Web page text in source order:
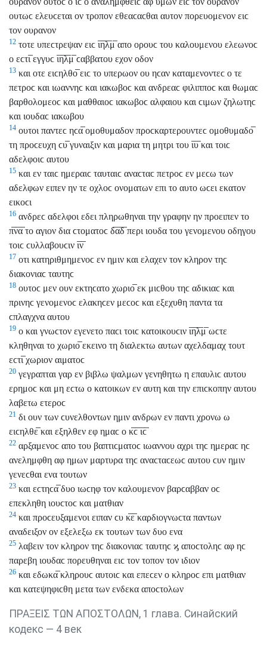
ουτωϲ ελευϲεται ον τροπον εθεαϲαϲθαι αυτον πορευομενον ειϲ
τον ουρανον
12 τοτε υπεϲτρεψαν ειϲ ι̅η̅λ̅μ̅ απο ορουϲ του καλουμενου ελεωνοϲ
ο εϲτι̅ εγγυϲ ι̅η̅λ̅μ̅ ϲαββατου εχον οδον
13 και οτε ειϲηλθο̅ ειϲ το υπερωον ου ηϲαν καταμενοντεϲ ο τε
πετροϲ και ιωαννηϲ και ιακωβοϲ και ανδρεαϲ φιλιπποϲ και θωμαϲ
βαρθολομεοϲ και μαθθαιοϲ ιακωβοϲ αλφαιου και ϲιμων ζηλωτηϲ
και ιουδαϲ ιακωβου
14 ουτοι παντεϲ ηϲα̅ ομοθυμαδον προϲκαρτερουντεϲ ομοθυμαδο̅
τη προϲευχη ϲυ̅ γυναιξιν και μαρια τη μητρι του ι̅υ̅ και τοιϲ
αδελφοιϲ αυτου
15 και εν ταιϲ ημεραιϲ ταυταιϲ αναϲταϲ πετροϲ εν μεϲω των
αδελφων ειπεν ην τε οχλοϲ ονοματων επι το αυτο ωϲει εκατον
εικοϲι
16 ανδρεϲ αδελφοι εδει πληρωθηναι την γραφην ην προειπεν το
π̅ν̅α̅ το αγιον δια ϲτοματοϲ δ̅α̅δ̅ περι ιουδα του γενομενου οδηγου
τοιϲ ϲυλλαβουϲιν ι̅ν̅
17 οτι κατηριθμημενοϲ εν ημιν και ελαχεν τον κληρον τηϲ
διακονιαϲ ταυτηϲ
18 ουτοϲ μεν ουν εκτηϲατο χωριο̅ εκ μιϲθου τηϲ αδικιαϲ και
πρινηϲ γενομενοϲ ελακηϲεν μεϲοϲ και εξεχυθη παντα τα
ϲπλαγχνα αυτου
19 ο και γνωϲτον εγενετο παϲι τοιϲ κατοικουϲιν ι̅η̅λ̅μ̅ ωϲτε
κληθηναι το χωριο̅ εκεινο τη διαλεκτω αυτων αχελδαμαχ τουτ
εϲτι̅ χωριον αιματοϲ
20 γεγραπται γαρ εν βιβλω ψαλμων γενηθητω η επαυλιϲ αυτου
ερημοϲ και μη εϲτω ο κατοικων εν αυτη και την επιϲκοπην αυτου
λαβετω ετεροϲ
21 δι ουν των ϲυνελθοντων ημιν ανδρων εν παντι χρονω ω
ειϲηλθε̅ και εξηλθεν εφ ημαϲ ο κ̅ϲ̅ ι̅ϲ̅
22 αρξαμενοϲ απο του βαπτιϲματοϲ ιωαννου αχρι τηϲ ημεραϲ ηϲ
ανελημφθη αφ ημων μαρτυρα τηϲ αναϲταϲεωϲ αυτου ϲυν ημιν
γενεϲθαι ενα τουτων
23 και εϲτηϲα̅ δυο ιωϲηφ τον καλουμενον βαρϲαββαν οϲ
επεκληθη ιουϲτοϲ και ματθιαν
24 και προϲευξαμενοι ειπαν ϲυ κ̅ε̅ καρδιογνωϲτα παντων
αναδειξον ον εξελεξω εκ τουτων των δυο ενα
25 λαβειν τον κληρον τηϲ διακονιαϲ ταυτηϲ ϗ αποϲτοληϲ αφ ηϲ
παρεβη ιουδαϲ πορευθηναι ειϲ τον τοπον τον ιδιον
26 και εδωκα̅ κληρουϲ αυτοιϲ και επεϲεν ο κληροϲ επι ματθιαν
και κατεψηφιϲθη μετα των ενδεκα αποϲτολων
ΠΡΑΞΕΙΣ ΤΩΝ ΑΠΟΣΤΟΛΩΝ, 1 глава. Синайский
кодекс — 4 век